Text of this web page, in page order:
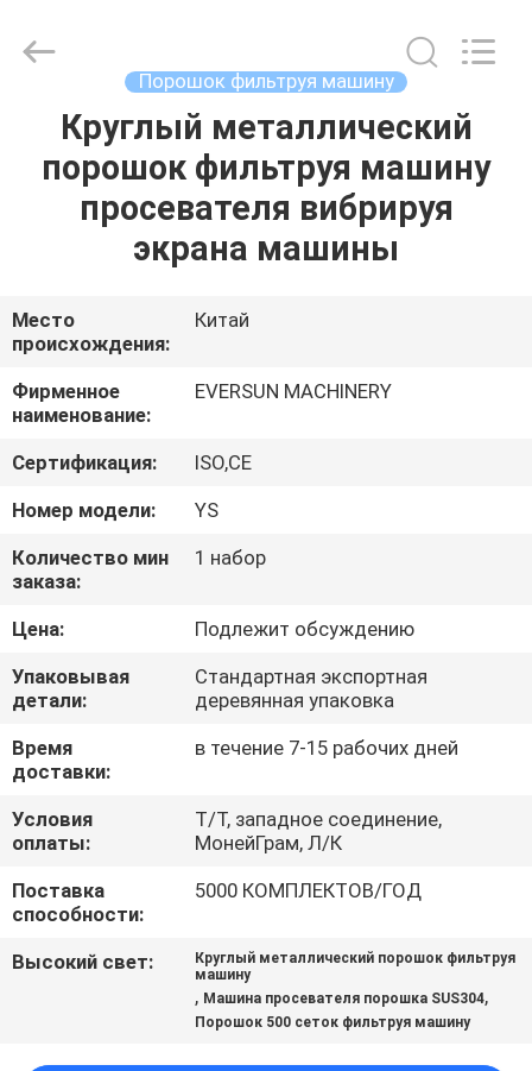
ДОМ
ПРОДУКТЫ
ШОУ
О
НАС
ПУТЕШЕСТВИЕ
ФАБРИКИ
ПРОВЕРКА
КАЧЕСТВА
СВЯЖИТЕСЬ
МЫ
СПРОСИТЕ
Порошок фильтруя машину
Круглый металлический
порошок фильтруя машину
просевателя вибрируя
экрана машины
Место
происхождения:
Китай
Фирменное
наименование:
EVERSUN MACHINERY
Сертификация:
ISO,CE
Номер модели:
YS
Количество мин
заказа:
1 набор
Цена:
Подлежит обсуждению
Упаковывая
детали:
Стандартная экспортная
деревянная упаковка
Время
доставки:
в течение 7-15 рабочих дней
Условия
оплаты:
Т/Т, западное соединение,
МонейГрам, Л/К
Поставка
способности:
5000 КОМПЛЕКТОВ/ГОД
Высокий свет:
Круглый металлический порошок фильтруя
машину
, Машина просевателя порошка SUS304,
Порошок 500 сеток фильтруя машину